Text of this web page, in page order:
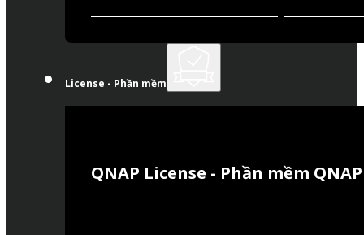
License - Phần mềm
QNAP License - Phần mềm QNAP